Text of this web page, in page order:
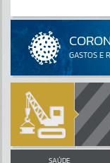
SAÚDE